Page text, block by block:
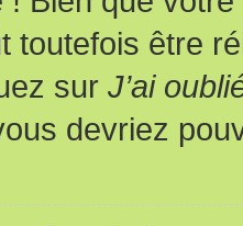
toutefois être
sur J’ai
devriez